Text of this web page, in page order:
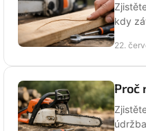
kdy
22.
Proč